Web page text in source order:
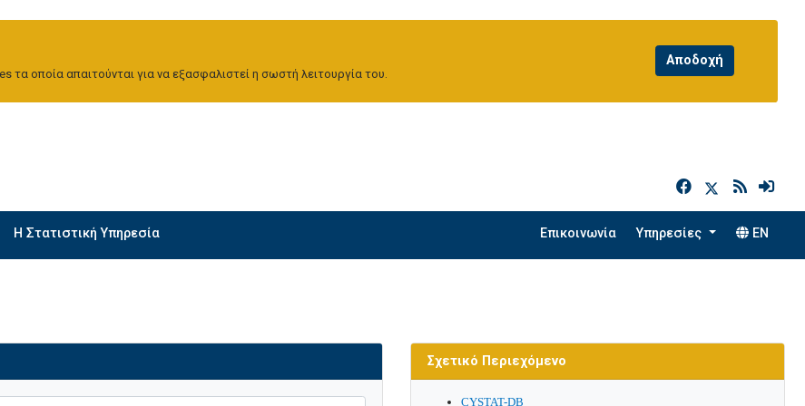
οποία απαιτούνται για να εξασφαλιστεί η σωστή λειτουργία του.
h
H Στατιστική Υπηρεσία Επικοινωνία Υπηρεσίες EN
Σχετικό Περιεχόμενο
CYSTAT-DB